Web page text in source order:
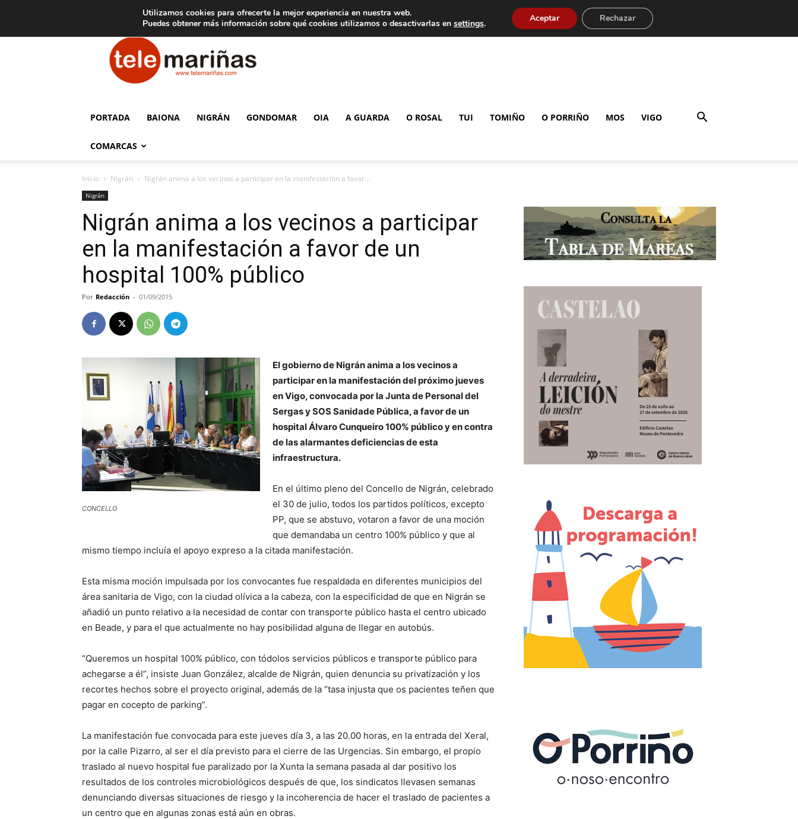
Aviso legal Tarifas de publicidad
Telemariñas
PORTADA BAIONA NIGRÁN GONDOMAR OIA A GUARDA O ROSAL TUI TOMIÑO O PORRIÑO MOS VIGO
COMARCAS
Inicio Nigrán Nigrán anima a los vecinos a participar en la manifestación a favor...
Nigrán
Nigrán anima a los vecinos a participar
en la manifestación a favor de un
hospital 100% público
Por Redacción - 01/09/2015
CONCELLO
El gobierno de Nigrán anima a los vecinos a
participar en la manifestación del próximo jueves
en Vigo, convocada por la Junta de Personal del
Sergas y SOS Sanidade Pública, a favor de un
hospital Álvaro Cunqueiro 100% público y en contra
de las alarmantes deficiencias de esta
infraestructura.
En el último pleno del Concello de Nigrán, celebrado
el 30 de julio, todos los partidos políticos, excepto
PP, que se abstuvo, votaron a favor de una moción
que demandaba un centro 100% público y que al
mismo tiempo incluía el apoyo expreso a la citada manifestación.
Esta misma moción impulsada por los convocantes fue respaldada en diferentes municipios del
área sanitaria de Vigo, con la ciudad olívica a la cabeza, con la especificidad de que en Nigrán se
añadió un punto relativo a la necesidad de contar con transporte público hasta el centro ubicado
en Beade, y para el que actualmente no hay posibilidad alguna de llegar en autobús.
“Queremos un hospital 100% público, con tódolos servicios públicos e transporte público para
achegarse a él”, insiste Juan González, alcalde de Nigrán, quien denuncia su privatización y los
recortes hechos sobre el proyecto original, además de la “tasa injusta que os pacientes teñen que
pagar en cocepto de parking”.
La manifestación fue convocada para este jueves día 3, a las 20.00 horas, en la entrada del Xeral,
por la calle Pizarro, al ser el día previsto para el cierre de las Urgencias. Sin embargo, el propio
traslado al nuevo hospital fue paralizado por la Xunta la semana pasada al dar positivo los
resultados de los controles microbiológicos después de que, los sindicatos llevasen semanas
denunciando diversas situaciones de riesgo y la incoherencia de hacer el traslado de pacientes a
un centro que en algunas zonas está aún en obras.
Utilizamos cookies para ofrecerte la mejor experiencia en nuestra web.
Puedes obtener más información sobre qué cookies utilizamos o desactivarlas en settings. Aceptar Rechazar